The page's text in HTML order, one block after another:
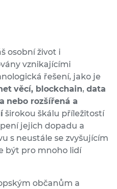
osobní život i
vznikajícími
řešení, jako je
věcí, blockchain, data
nebo rozšířená a
širokou škálu příležitostí
jejich dopadu a
s neustále se zvyšujícím
být pro mnoho lidí
občanům a